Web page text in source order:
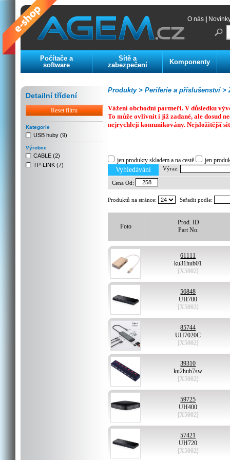
O nás
Počítače a
software
Sítě a
zabezpečení
Komponenty
Detailní třídení
Reset filtru
Kategorie
USB huby (9)
Výrobce
CABLE (2)
TP-LINK (7)
Periferie a příslušenství >
Produkty >
Vážení obchodní partneři. V důsledku
To může ovlivnit i již zadané, ale dosud
nejrychleji komunikovány. Nejsložitější
jen produkty skladem a na cestě jen
Vyhledávání Výraz:
Cena Od:
Produktů na stránce: Seřadit podle:
Foto
Prod. ID
Part No.
61111
ku31hub01
[X5002]
56848
UH700
[X5002]
85744
UH7020C
[X5002]
39310
ku2hub7sw
[X5002]
59725
UH400
[X5002]
57421
UH720
[X5002]